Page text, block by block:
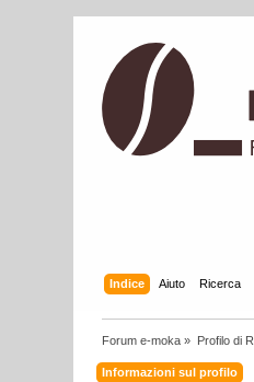
Indice Aiuto Ricerca
Forum e-moka » Profilo di
Informazioni sul profilo